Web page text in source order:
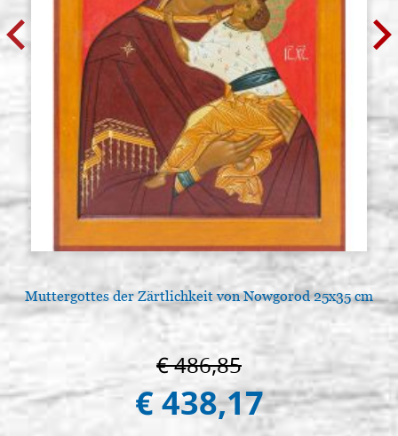
Muttergottes der Zärtlichkeit von Nowgorod 25x35 cm
€ 486,85
€ 438,17